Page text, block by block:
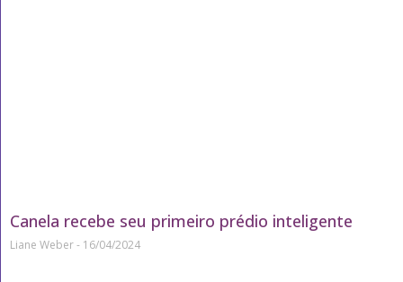
Canela recebe seu primeiro prédio inteligente
Liane Weber 16/04/2024